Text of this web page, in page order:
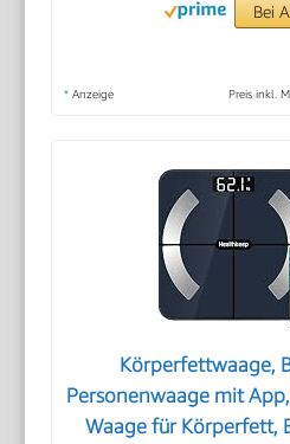
Bei
* Anzeige Preis inkl.
Körperfettwaage,
Personenwaage mit
Waage für Körperfett,